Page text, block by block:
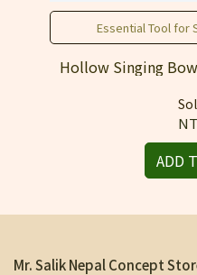
Essential Tool for
Hollow Singing
ADD
Mr. Salik Nepal Concept